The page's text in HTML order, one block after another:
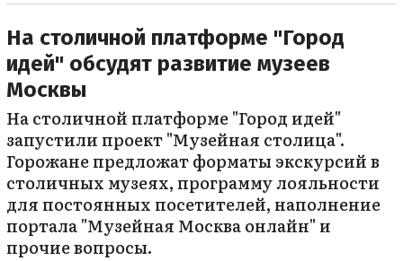
На столичной платформе "Город
идей" обсудят развитие музеев
Москвы
На столичной платформе "Город идей"
запустили проект "Музейная столица".
Горожане предложат форматы экскурсий в
столичных музеях, программу лояльности
для постоянных посетителей, наполнение
портала "Музейная Москва онлайн" и
прочие вопросы.